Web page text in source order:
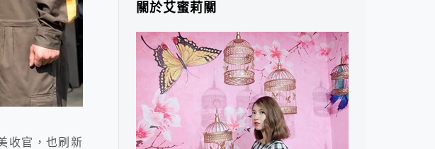
收官，也刷新
關於艾蜜莉關